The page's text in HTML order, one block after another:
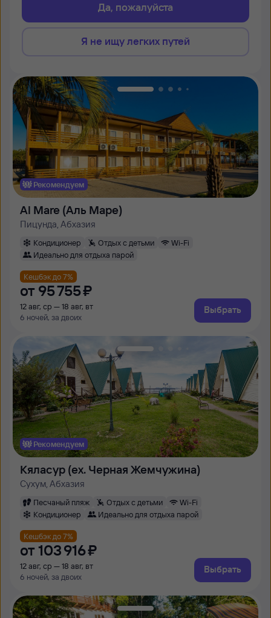
Да, пожалуйста
Я не ищу легких путей
Рекомендуем
Al Mare (Аль Маре)
Пицунда, Абхазия
Кондиционер Отдых с детьми
Wi-Fi
Идеально для отдыха парой
Кешбэк до 7%
от 95 ⁠755 ⁠₽
12 авг, ср — 18 авг, вт
6 ночей, за двоих
Выбрать
Рекомендуем
Кяласур (ex. Черная Жемчужина)
Сухум, Абхазия
Песчаный пляж Отдых с детьми
Wi-Fi
Кондиционер
Идеально для отдыха парой
Кешбэк до 7%
от 103 ⁠916 ⁠₽
12 авг, ср — 18 авг, вт
6 ночей, за двоих
Выбрать